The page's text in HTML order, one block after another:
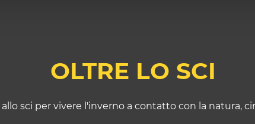
OLTRE LO SCI
sci per vivere l'inverno a contatto con la natura,